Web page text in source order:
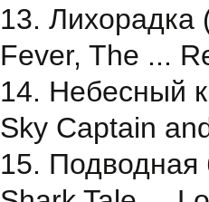
13. Лихорадка
Fever, The ...
14. Небесный
Sky Captain
15. Подводная